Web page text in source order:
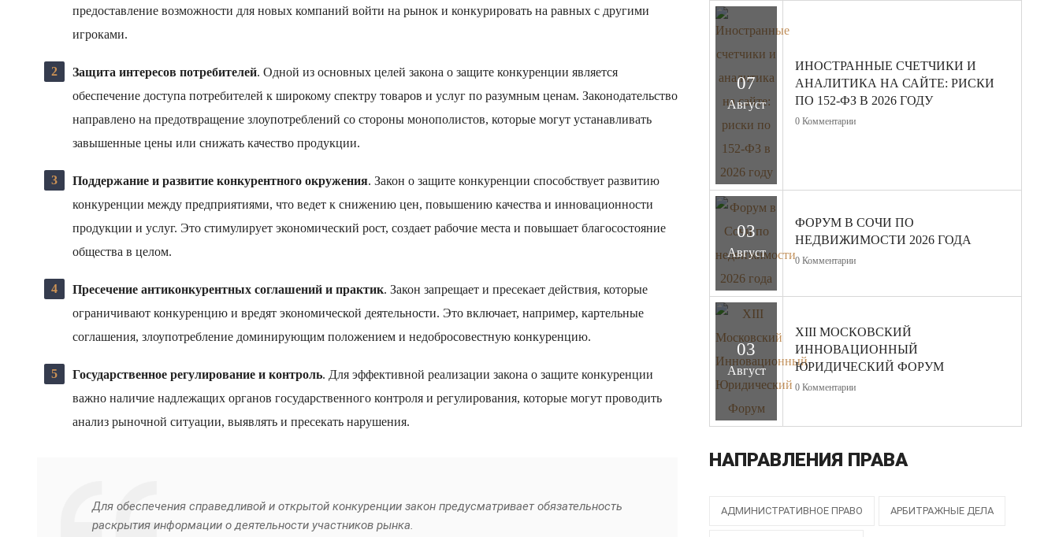
предоставление возможности для новых компаний войти на рынок и конкурировать на равных с другими
игроками.
Защита интересов потребителей. Одной из основных целей закона о защите конкуренции является
обеспечение доступа потребителей к широкому спектру товаров и услуг по разумным ценам. Законодательство
направлено на предотвращение злоупотреблений со стороны монополистов, которые могут устанавливать
завышенные цены или снижать качество продукции.
Поддержание и развитие конкурентного окружения. Закон о защите конкуренции способствует развитию
конкуренции между предприятиями, что ведет к снижению цен, повышению качества и инновационности
продукции и услуг. Это стимулирует экономический рост, создает рабочие места и повышает благосостояние
общества в целом.
Пресечение антиконкурентных соглашений и практик. Закон запрещает и пресекает действия, которые
ограничивают конкуренцию и вредят экономической деятельности. Это включает, например, картельные
соглашения, злоупотребление доминирующим положением и недобросовестную конкуренцию.
Государственное регулирование и контроль. Для эффективной реализации закона о защите конкуренции
важно наличие надлежащих органов государственного контроля и регулирования, которые могут проводить
анализ рыночной ситуации, выявлять и пресекать нарушения.
Для обеспечения справедливой и открытой конкуренции закон предусматривает обязательность
раскрытия информации о деятельности участников рынка.
07
Август
ИНОСТРАННЫЕ СЧЕТЧИКИ И
АНАЛИТИКА НА САЙТЕ: РИСКИ
ПО 152-ФЗ В 2026 ГОДУ
0 Комментарии
03
Август
ФОРУМ В СОЧИ ПО
НЕДВИЖИМОСТИ 2026 ГОДА
0 Комментарии
03
Август
XIII МОСКОВСКИЙ
ИННОВАЦИОННЫЙ
ЮРИДИЧЕСКИЙ ФОРУМ
0 Комментарии
НАПРАВЛЕНИЯ ПРАВА
АДМИНИСТРАТИВНОЕ ПРАВО АРБИТРАЖНЫЕ ДЕЛА